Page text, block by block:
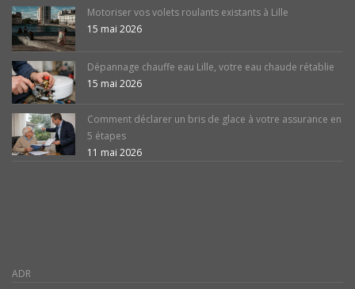
Motoriser vos volets roulants existants à Lille
15 mai 2026
Dépannage chauffe eau Lille, votre eau chaude rétablie
15 mai 2026
Comment déclarer un bris de glace à votre assurance en
5 étapes
11 mai 2026
ADR